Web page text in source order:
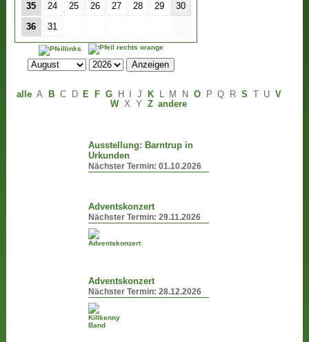
35 24 25 26 27 28 29 30
36 31
alle A B C D E F G H J K L M N O P Q R S U V
W X Y Z andere
Ausstellung: Barntrup in
Urkunden
Nächster Termin:01.10.2026
Adventskonzert
Nächster Termin:29.11.2026
Adventskonzert
Nächster Termin:28.12.2026